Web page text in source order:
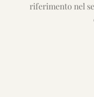
riferimento nel